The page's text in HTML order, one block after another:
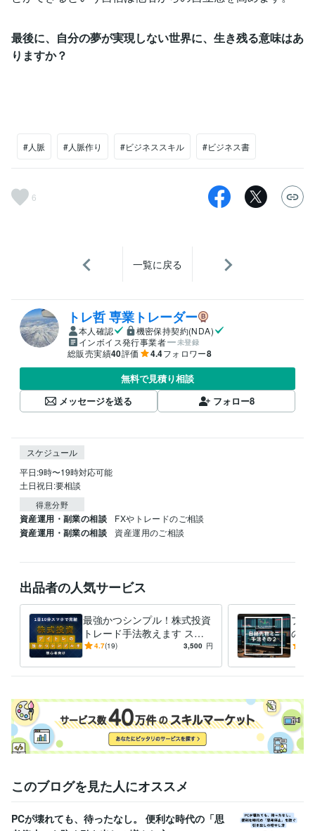
最後に、自分の夢が実現しない世界に、生き残る意味はあ
りますか？
#人脈 #人脈作り #ビジネススキル #ビジネス書
6
一覧に戻る
トレ哲 専業トレーダー
本人確認
機密保持契約(NDA)
インボイス発行事業者
未登録
総販売実績40評価 4.4フォロワー8
無料で見積り相談
メッセージを送る
フォロー8
スケジュール
平日:9時〜19時対応可能
得意分野
資産運用・副業の相談 FXやトレードのご相談
資産運用・副業の相談 資産運用のご相談
出品者の人気サービス
最強かつシンプル！株式投資
トレード手法教えます スマ
ホ10分でOK！初心者でも迷
法
4.7(19) 3,500 円
プロ
の手
ル不
このブログを見た人にオススメ
PCが壊れても、待ったなし。 便利な時代の「思